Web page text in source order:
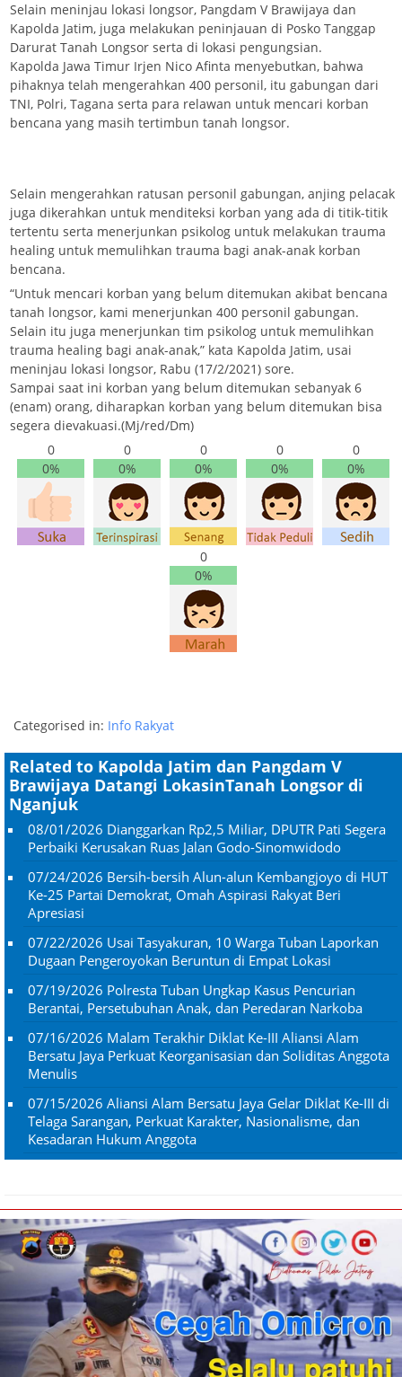
Selain meninjau lokasi longsor, Pangdam V Brawijaya dan
Kapolda Jatim, juga melakukan peninjauan di Posko Tanggap
Darurat Tanah Longsor serta di lokasi pengungsian.
Kapolda Jawa Timur Irjen Nico Afinta menyebutkan, bahwa
pihaknya telah mengerahkan 400 personil, itu gabungan dari
TNI, Polri, Tagana serta para relawan untuk mencari korban
bencana yang masih tertimbun tanah longsor.
Selain mengerahkan ratusan personil gabungan, anjing pelacak
juga dikerahkan untuk menditeksi korban yang ada di titik-titik
tertentu serta menerjunkan psikolog untuk melakukan trauma
healing untuk memulihkan trauma bagi anak-anak korban
bencana.
“Untuk mencari korban yang belum ditemukan akibat bencana
tanah longsor, kami menerjunkan 400 personil gabungan.
Selain itu juga menerjunkan tim psikolog untuk memulihkan
trauma healing bagi anak-anak,” kata Kapolda Jatim, usai
meninjau lokasi longsor, Rabu (17/2/2021) sore.
Sampai saat ini korban yang belum ditemukan sebanyak 6
(enam) orang, diharapkan korban yang belum ditemukan bisa
segera dievakuasi.(Mj/red/Dm)
0
0%
0
0%
0
0%
0
0%
0
0%
0
0%
Categorised in: Info Rakyat
Related to Kapolda Jatim dan Pangdam V
Brawijaya Datangi LokasinTanah Longsor di
Nganjuk
08/01/2026 Dianggarkan Rp2,5 Miliar, DPUTR Pati Segera
Perbaiki Kerusakan Ruas Jalan Godo-Sinomwidodo
07/24/2026 Bersih-bersih Alun-alun Kembangjoyo di HUT
Ke-25 Partai Demokrat, Omah Aspirasi Rakyat Beri
Apresiasi
07/22/2026 Usai Tasyakuran, 10 Warga Tuban Laporkan
Dugaan Pengeroyokan Beruntun di Empat Lokasi
07/19/2026 Polresta Tuban Ungkap Kasus Pencurian
Berantai, Persetubuhan Anak, dan Peredaran Narkoba
07/16/2026 Malam Terakhir Diklat Ke-III Aliansi Alam
Bersatu Jaya Perkuat Keorganisasian dan Soliditas Anggota
Menulis
07/15/2026 Aliansi Alam Bersatu Jaya Gelar Diklat Ke-III di
Telaga Sarangan, Perkuat Karakter, Nasionalisme, dan
Kesadaran Hukum Anggota